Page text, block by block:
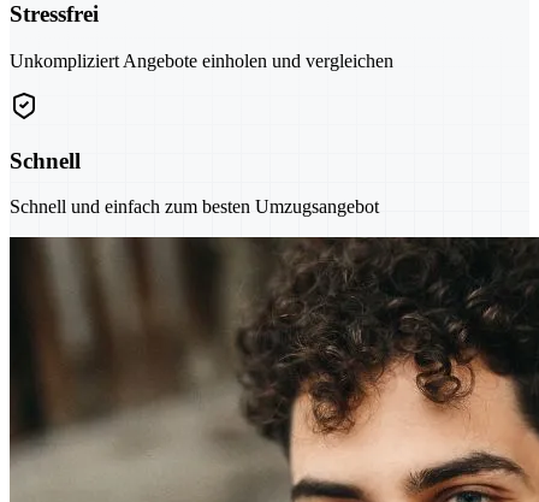
Stressfrei
Unkompliziert Angebote einholen und vergleichen
Schnell
Schnell und einfach zum besten Umzugsangebot